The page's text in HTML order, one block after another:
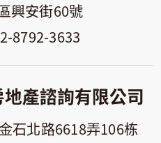
興安街60號
8792-3633
產諮詢有限公司
石北路6618弄106栋